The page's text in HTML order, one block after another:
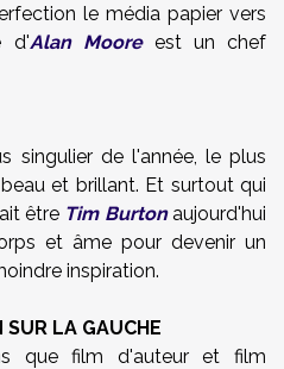
le média papier vers
d'Alan Mooreest un chef
singulier de l'année, le plus
et brillant. Et surtout qui
être Tim Burtonaujourd'hui
et âme pour devenir un
inspiration.
LA GAUCHE
que film d'auteur et film